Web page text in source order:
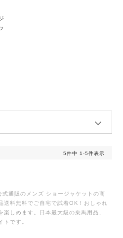
5件中 1-5件表示
通販のメンズ ショージャケットの商
送料無料でご自宅で試着OK！おしゃれ
しめます。日本最大級の乗馬用品、
トです。